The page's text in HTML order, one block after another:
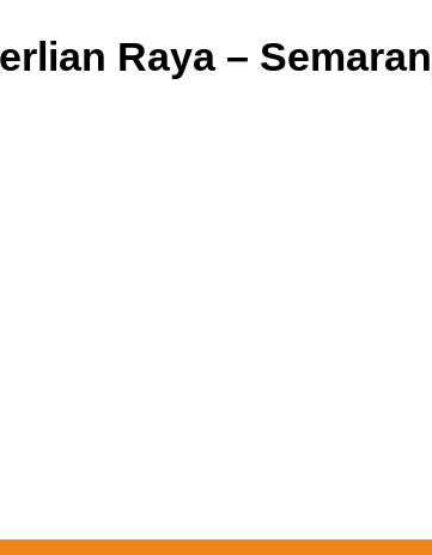
Raya –